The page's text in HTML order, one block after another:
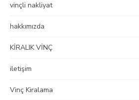
vinçli nakliyat
hakkımızda
KİRALIK VİNÇ
iletişim
Vinç Kiralama